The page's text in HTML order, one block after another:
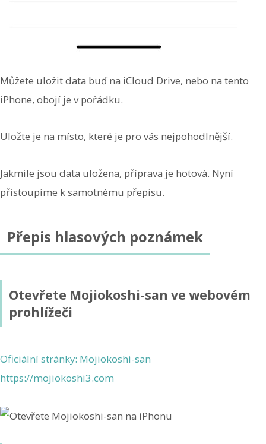
Můžete uložit data buď na iCloud Drive, nebo na tento
iPhone, obojí je v pořádku.
Uložte je na místo, které je pro vás nejpohodlnější.
Jakmile jsou data uložena, příprava je hotová. Nyní
přistoupíme k samotnému přepisu.
Přepis hlasových poznámek
Otevřete Mojiokoshi-san ve webovém
prohlížeči
Oficiální stránky: Mojiokoshi-san
https://mojiokoshi3.com